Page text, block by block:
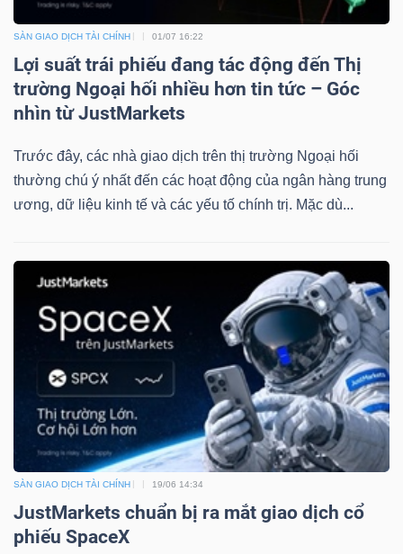
SÀN GIAO DỊCH TÀI CHÍNH 01/07 16:22
Lợi suất trái phiếu đang tác động đến Thị
trường Ngoại hối nhiều hơn tin tức – Góc
nhìn từ JustMarkets
Trước đây, các nhà giao dịch trên thị trường Ngoại hối
thường chú ý nhất đến các hoạt động của ngân hàng trung
ương, dữ liệu kinh tế và các yếu tố chính trị. Mặc dù...
SÀN GIAO DỊCH TÀI CHÍNH 19/06 14:34
JustMarkets chuẩn bị ra mắt giao dịch cổ
phiếu SpaceX